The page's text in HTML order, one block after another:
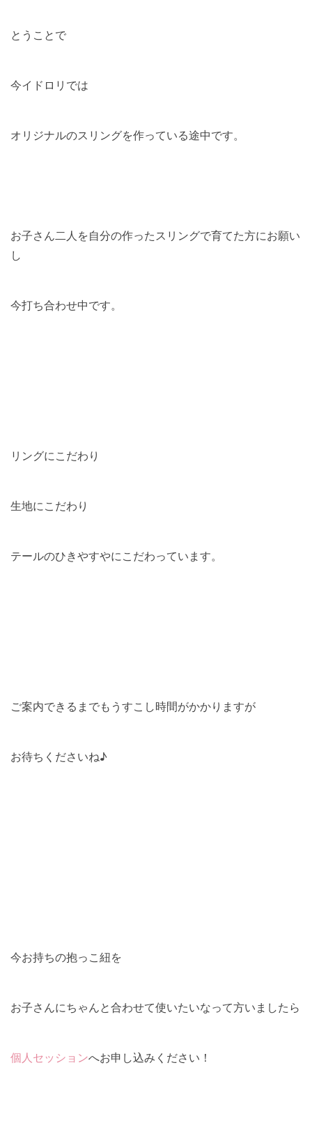
とうことで
今イドロリでは
オリジナルのスリングを作っている途中です。
お子さん二人を自分の作ったスリングで育てた方にお願い
し
今打ち合わせ中です。
リングにこだわり
生地にこだわり
テールのひきやすやにこだわっています。
ご案内できるまでもうすこし時間がかかりますが
お待ちくださいね♪
今お持ちの抱っこ紐を
お子さんにちゃんと合わせて使いたいなって方いましたら
個人セッションへお申し込みください！